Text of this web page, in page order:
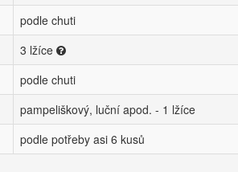
podle chuti
3 lžíce
podle chuti
pampeliškový, luční apod. - 1 lžíce
podle potřeby asi 6 kusů